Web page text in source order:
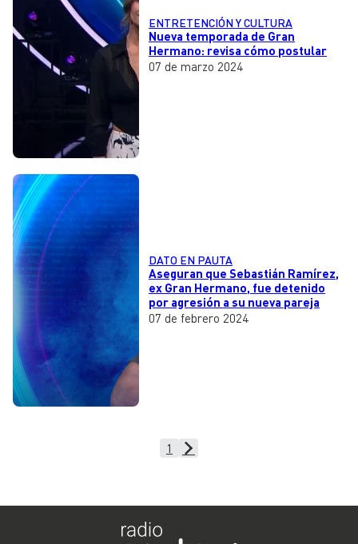
ENTRETENCIÓN Y CULTURA
Nueva temporada de Gran
Hermano: revisa cómo postular
07 de marzo 2024
DATO EN PAUTA
Aseguran que Sebastián Ramírez,
ex Gran Hermano, fue detenido
por agresión a su nueva pareja
07 de febrero 2024
1